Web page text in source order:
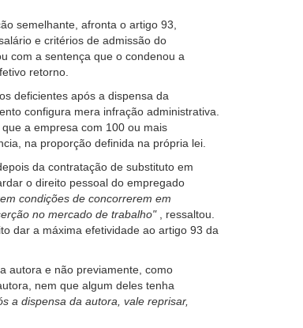
semelhante, afronta o artigo 93,
e critérios de admissão do
com a sentença que o condenou a
retorno.
deficientes após a dispensa da
configura mera infração administrativa.
a empresa com 100 ou mais
na proporção definida na própria lei.
da contratação de substituto em
o direito pessoal do empregado
condições de concorrerem em
no mercado de trabalho"
, ressaltou.
dar a máxima efetividade ao artigo 93 da
autora e não previamente, como
nem que algum deles tenha
a dispensa da autora, vale reprisar,